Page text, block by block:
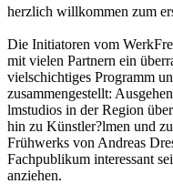
herzlich willkommen zum
Die Initiatoren vom
mit vielen Partnern ein
vielschichtiges Programm
zusammengestellt:
lmstudios in der Region
hin zu Künstler?lmen und
Frühwerks von Andreas
Fachpublikum interessant
anziehen.